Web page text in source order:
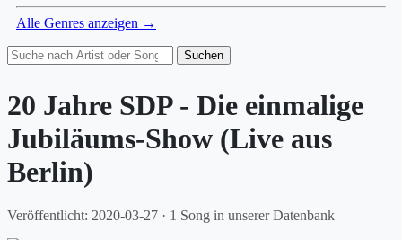
Alle Genres anzeigen →
Suchen
20 Jahre SDP - Die einmalige
Jubiläums-Show (Live aus
Berlin)
Veröffentlicht: 2020-03-27 · 1 Song in unserer Datenbank